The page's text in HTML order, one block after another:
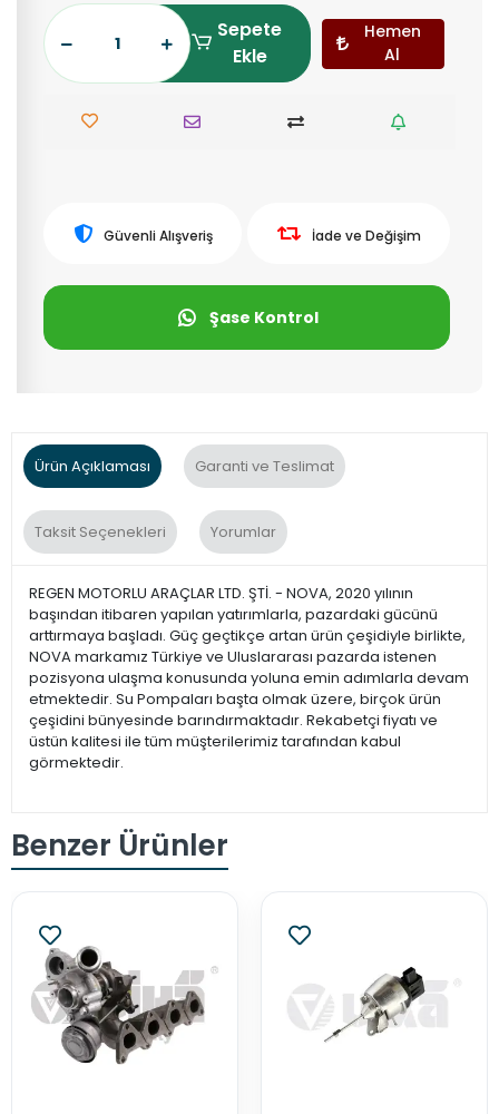
Sepete
Ekle
Hemen
Al
Güvenli Alışveriş İade ve Değişim
Şase Kontrol
Ürün Açıklaması Garanti ve Teslimat
Taksit Seçenekleri Yorumlar
REGEN MOTORLU ARAÇLAR LTD. ŞTİ. - NOVA, 2020 yılının
başından itibaren yapılan yatırımlarla, pazardaki gücünü
arttırmaya başladı. Güç geçtikçe artan ürün çeşidiyle birlikte,
NOVA markamız Türkiye ve Uluslararası pazarda istenen
pozisyona ulaşma konusunda yoluna emin adımlarla devam
etmektedir. Su Pompaları başta olmak üzere, birçok ürün
çeşidini bünyesinde barındırmaktadır. Rekabetçi fiyatı ve
üstün kalitesi ile tüm müşterilerimiz tarafından kabul
görmektedir.
Benzer Ürünler